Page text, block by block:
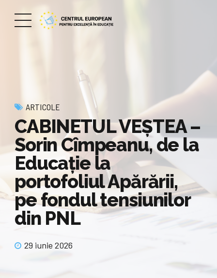
ARTICOLE
CABINETUL VEŞTEA –
Sorin Cîmpeanu, de la
Educaţie la
portofoliul Apărării,
pe fondul tensiunilor
din PNL
29 iunie 2026